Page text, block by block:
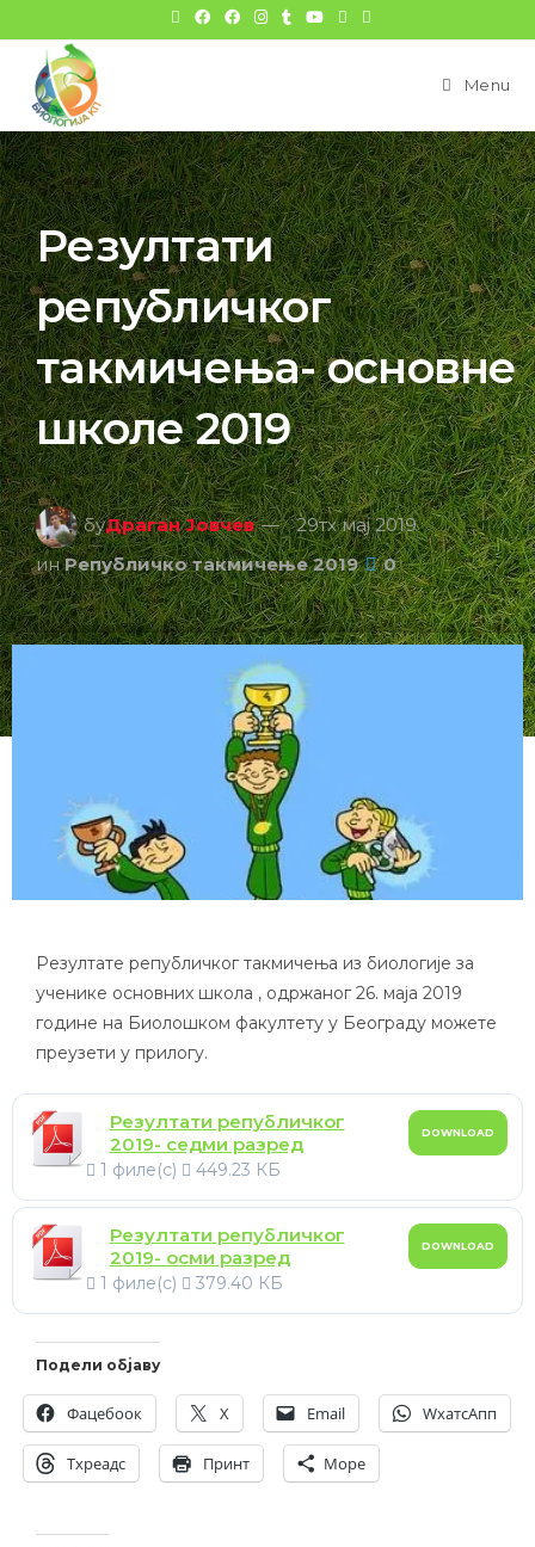
Menu
Резултати
републичког
такмичења- основне
школе 2019
бyДраган Јовчев
29тх мај 2019
ин Републичко такмичење 2019 0
Резултате републичког такмичења из биологије за
ученике основних школа , одржаног 26. маја 2019
године на Биолошком факултету у Београду можете
преузети у прилогу.
Резултати републичког
2019- седми разред
1 филе(с) 449.23 КБ
DOWNLOAD
Резултати републичког
2019- осми разред
1 филе(с) 379.40 КБ
DOWNLOAD
Подели објаву
Фацебоок X Email WхатсАпп
Тхреадс Принт Море